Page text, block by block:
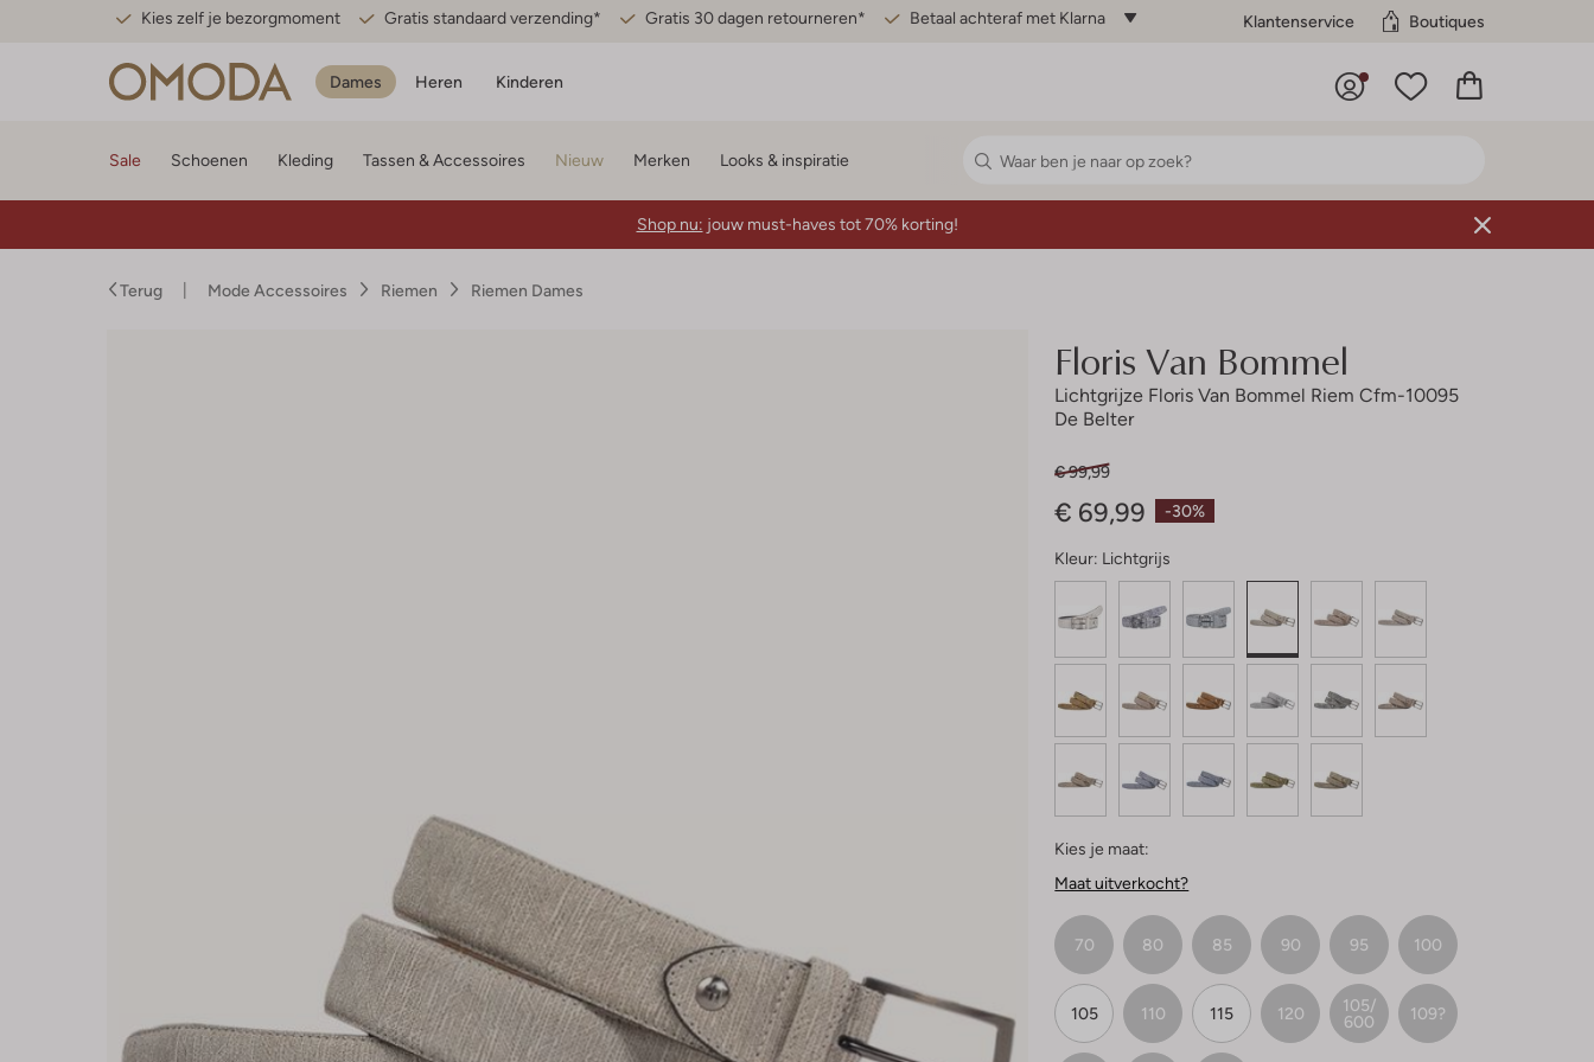
Kies zelf je bezorgmoment Gratis standaard verzending* Gratis 30 dagen retourneren* Betaal achteraf met Klarna Klantenservice Boutiques
Dames Heren Kinderen
Sale Schoenen Kleding Tassen & Accessoires Nieuw Merken Looks & inspiratie
Shop nu: jouw must-haves tot 70% korting!
Terug Mode Accessoires Riemen Riemen Dames
Floris Van Bommel
Lichtgrijze Floris Van Bommel Riem Cfm-10095
De Belter
-30%
€ 99,99
€ 69,99
Kleur: Lichtgrijs
Kies je maat:
Maat uitverkocht?
70 80 85 90 95 100
105 110 115 120
105/
600
109?